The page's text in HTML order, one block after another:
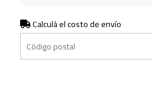
Calculá el costo de envío